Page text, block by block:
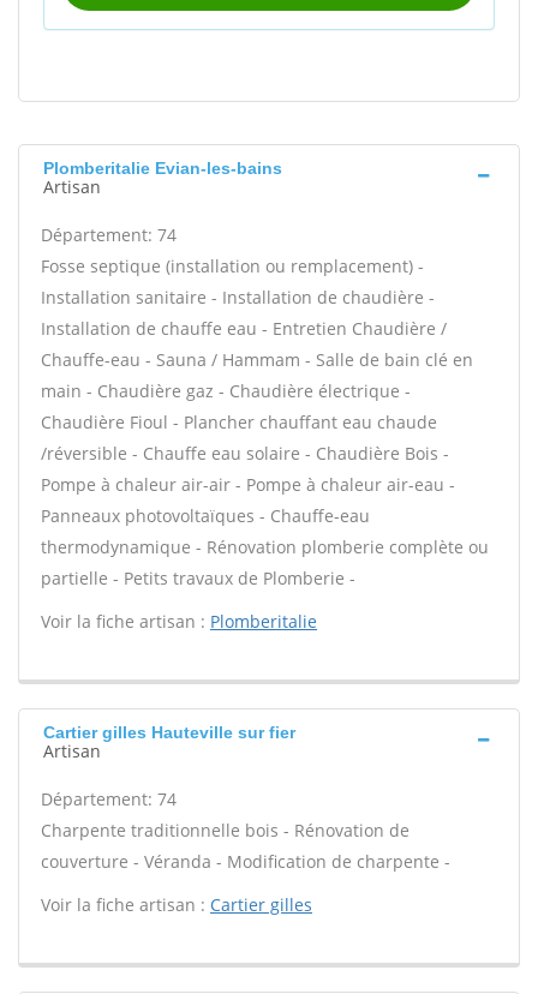
Plomberitalie Evian-les-bains
Artisan
Département: 74
Fosse septique (installation ou remplacement) -
Installation sanitaire - Installation de chaudière -
Installation de chauffe eau - Entretien Chaudière /
Chauffe-eau - Sauna / Hammam - Salle de bain clé en
main - Chaudière gaz - Chaudière électrique -
Chaudière Fioul - Plancher chauffant eau chaude
/réversible - Chauffe eau solaire - Chaudière Bois -
Pompe à chaleur air-air - Pompe à chaleur air-eau -
Panneaux photovoltaïques - Chauffe-eau
thermodynamique - Rénovation plomberie complète ou
partielle - Petits travaux de Plomberie -
Voir la fiche artisan : Plomberitalie
Cartier gilles Hauteville sur fier
Artisan
Département: 74
Charpente traditionnelle bois - Rénovation de
couverture - Véranda - Modification de charpente -
Voir la fiche artisan : Cartier gilles